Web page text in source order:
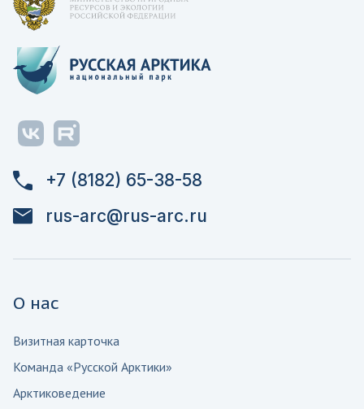
+7 (8182) 65-38-58
rus-arc@rus-arc.ru
О нас
Визитная карточка
Команда «Русской Арктики»
Арктиковедение